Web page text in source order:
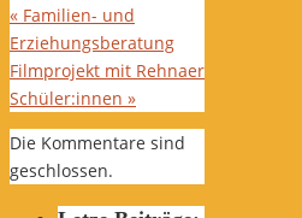
« Familien- und
Erziehungsberatung
Filmprojekt mit Rehnaer
Schüler:innen »
Die Kommentare sind
geschlossen.